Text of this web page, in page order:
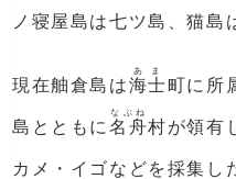
ノ寝屋島は七ツ島、猫島
現在舳倉島は海士
あま
町に所
島とともに 名舟
なぶね
村が領有
カメ・イゴなどを採集し